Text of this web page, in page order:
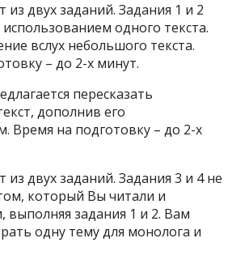
из двух заданий. Задания 1 и 2
одного текста.
вслух небольшого текста.
– до 2-х минут.
пересказать
дополнив его
Время на подготовку – до 2-х
из двух заданий. Задания 3 и 4 не
который Вы читали и
выполняя задания 1 и 2. Вам
одну тему для монолога и